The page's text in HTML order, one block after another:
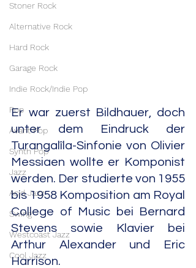
Stoner Rock
Alternative Rock
Hard Rock
Garage Rock
Indie Rock/Indie Pop
Pop
Avant Pop
Synth Pop
Jazz
Acid Jazz
Swing
Westcoast Jazz
Cool Jazz
Er war zuerst Bildhauer, doch
unter dem Eindruck der
Turangalîla-Sinfonie von Olivier
Messiaen wollte er Komponist
werden. Der studierte von 1955
bis 1958 Komposition am Royal
College of Music bei Bernard
Stevens sowie Klavier bei
Arthur Alexander und Eric
Harrison.